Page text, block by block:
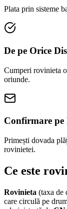
Plata prin sisteme
De pe Orice
Cumperi rovinieta
oriunde.
Confirmare pe
Primești dovada
rovinietei.
Ce este
Rovinieta (taxa de
care circulă pe